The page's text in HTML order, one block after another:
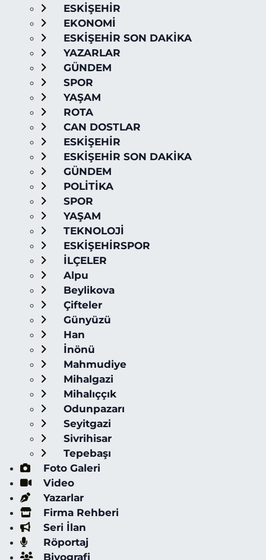
ESKİŞEHİR
EKONOMİ
ESKİŞEHİR SON DAKİKA
YAZARLAR
GÜNDEM
SPOR
YAŞAM
ROTA
CAN DOSTLAR
ESKİŞEHİR
ESKİŞEHİR SON DAKİKA
GÜNDEM
POLİTİKA
SPOR
YAŞAM
TEKNOLOJİ
ESKİŞEHİRSPOR
İLÇELER
Alpu
Beylikova
Çifteler
Günyüzü
Han
İnönü
Mahmudiye
Mihalgazi
Mihalıççık
Odunpazarı
Seyitgazi
Sivrihisar
Tepebaşı
Foto Galeri
Video
Yazarlar
Firma Rehberi
Seri İlan
Röportaj
Biyografi